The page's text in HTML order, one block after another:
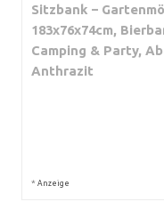
Sitzbank –
183x76x74cm,
Camping & Party,
Anthrazit
* Anzeige